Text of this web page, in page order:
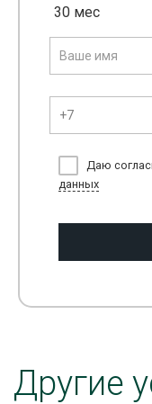
30 мес
Даю
данных
Другие